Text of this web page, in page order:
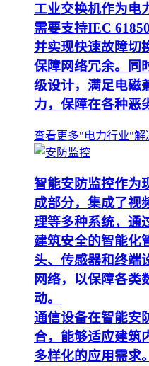
工业交换机作为电
需要支持IEC
并实现快速故障切
保障网络冗余。同
级设计，满足电磁
力，保障在各种恶
查看更多"电力行业"解
智能安防监控作为
成部分，集成了视
理等多种系统，通
建筑安全的智能化
头、传感器和终端
网络，以保障各类
动。
通信设备在智能安
合，能够适应建筑
多样化的应用需求